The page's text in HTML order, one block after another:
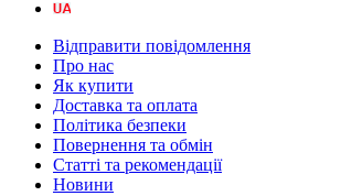
Відправити повідомлення
Про нас
Як купити
Доставка та оплата
Політика безпеки
Повернення та обмін
Статті та рекомендації
Новини